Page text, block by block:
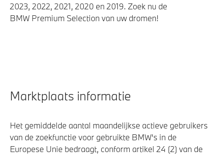
2023, 2022, 2021, 2020 en 2019. Zoek nu de
BMW Premium Selection van uw dromen!
Marktplaats informatie
Het gemiddelde aantal maandelijkse actieve gebruikers
van de zoekfunctie voor gebruikte BMW's in de
Europese Unie bedraagt, conform artikel 24 (2) van de